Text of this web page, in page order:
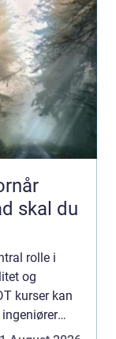
skal du
rolle i
og
kurser kan
mere